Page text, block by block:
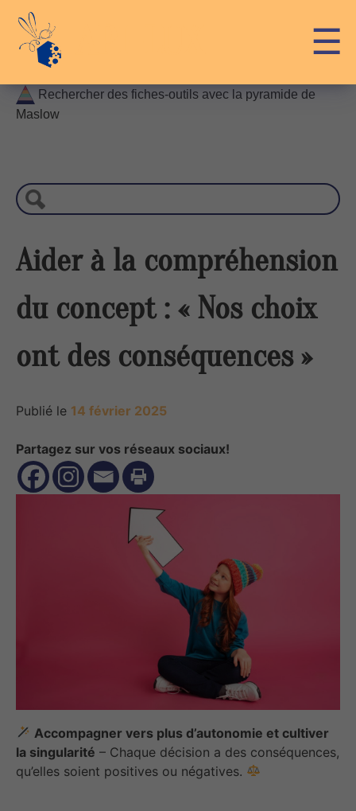
content
☰
Rechercher des fiches-outils avec la pyramide de
Maslow
c
h
c
e
Aider à la compréhension
du concept : « Nos choix
ont des conséquences »
Publié le 14 février 2025
Partagez sur vos réseaux sociaux!
Accompagner vers plus d’autonomie et cultiver
la singularité – Chaque décision a des conséquences,
qu’elles soient positives ou négatives.